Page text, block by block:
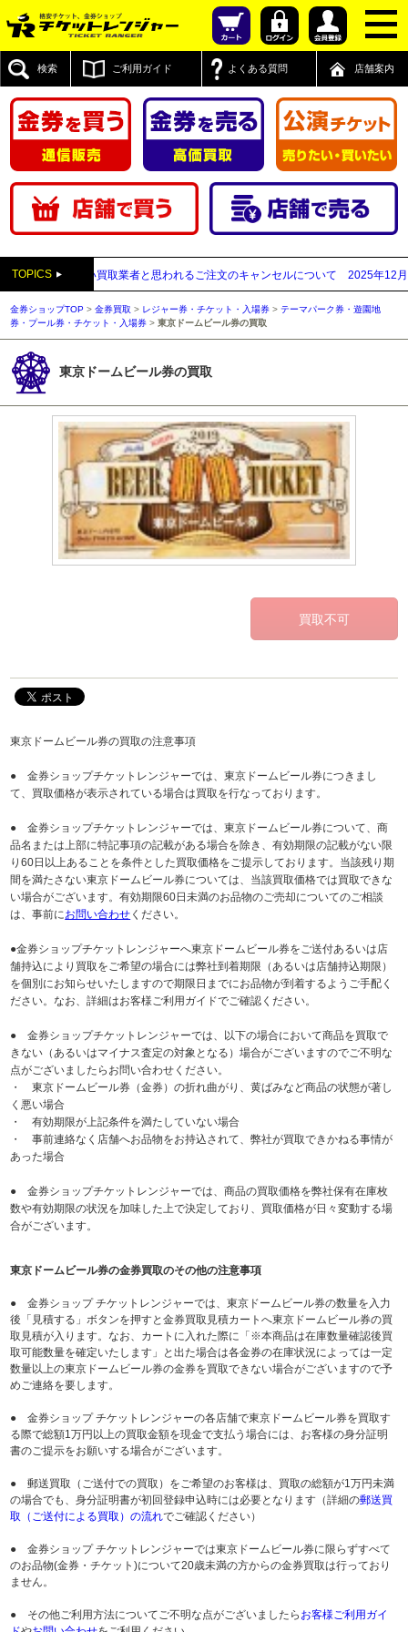
検索 ご利用ガイド よくある質問 店舗案内
TOPICS
先が先払い買取業者と思われるご注文のキャンセルについて 2025年12月05日
金券ショップTOP >金券買取 > レジャー券・チケット・入場券 >テーマパーク券・遊園地
券・プール券・チケット・入場券 >東京ドームビール券の買取
東京ドームビール券の買取
東京ドームビール券の買取の注意事項
● 金券ショップチケットレンジャーでは、東京ドームビール券につきまし
て、買取価格が表示されている場合は買取を行なっております。
● 金券ショップチケットレンジャーでは、東京ドームビール券について、商
品名または上部に特記事項の記載がある場合を除き、有効期限の記載がない限
り60日以上あることを条件とした買取価格をご提示しております。当該残り期
間を満たさない東京ドームビール券については、当該買取価格では買取できな
い場合がございます。有効期限60日未満のお品物のご売却についてのご相談
は、事前にお問い合わせ ください。
●金券ショップチケットレンジャーへ東京ドームビール券をご送付あるいは店
舗持込により買取をご希望の場合には弊社到着期限（あるいは店舗持込期限）
を個別にお知らせいたしますので期限日までにお品物が到着するようご手配く
ださい。なお、詳細はお客様ご利用ガイドでご確認ください。
● 金券ショップチケットレンジャーでは、以下の場合において商品を買取で
きない（あるいはマイナス査定の対象となる）場合がございますのでご不明な
点がございましたらお問い合わせください。
・ 東京ドームビール券（金券）の折れ曲がり、黄ばみなど商品の状態が著し
く悪い場合
・ 有効期限が上記条件を満たしていない場合
・ 事前連絡なく店舗へお品物をお持込されて、弊社が買取できかねる事情が
あった場合
● 金券ショップチケットレンジャーでは、商品の買取価格を弊社保有在庫枚
数や有効期限の状況を加味した上で決定しており、買取価格が日々変動する場
合がございます。
東京ドームビール券の金券買取のその他の注意事項
● 金券ショップ チケットレンジャーでは、東京ドームビール券の数量を入力
後「見積する」ボタンを押すと金券買取見積カートへ東京ドームビール券の買
取見積が入ります。なお、カートに入れた際に「※本商品は在庫数量確認後買
取可能数量を確定いたします」と出た場合は各金券の在庫状況によっては一定
数量以上の東京ドームビール券の金券を買取できない場合がございますので予
めご連絡を要します。
● 金券ショップ チケットレンジャーの各店舗で東京ドームビール券を買取す
る際で総額1万円以上の買取金額を現金で支払う場合には、お客様の身分証明
書のご提示をお願いする場合がございます。
● 郵送買取（ご送付での買取）をご希望のお客様は、買取の総額が1万円未満
の場合でも、身分証明書が初回登録申込時には必要となります（詳細の郵送買
取（ご送付による買取）の流れでご確認ください）
● 金券ショップ チケットレンジャーでは東京ドームビール券に限らずすべて
のお品物(金券・チケット)について20歳未満の方からの金券買取は行っており
ません。
● その他ご利用方法についてご不明な点がございましたら お客様ご利用ガイ